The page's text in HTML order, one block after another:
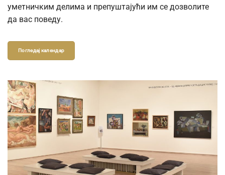
Ukoliko vam je potrebna fotografija visoke rezolucije radi
publikovanja ili reprodukovanja u naučne, stručne ili
Zahtev za izdavanje digitalne fotografije.
уметничким делима и препуштајући им се дозволите
да вас поведу.
Погледај календар